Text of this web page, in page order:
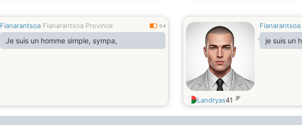
Fianarantsoa Fianarantsoa Province 0.4
Je suis un homme simple, sympa,
Fianarantsoa
je suis un
Landryas41 岁